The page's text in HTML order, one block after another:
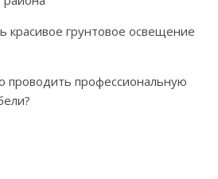
красивое грунтовое освещение
проводить профессиональную